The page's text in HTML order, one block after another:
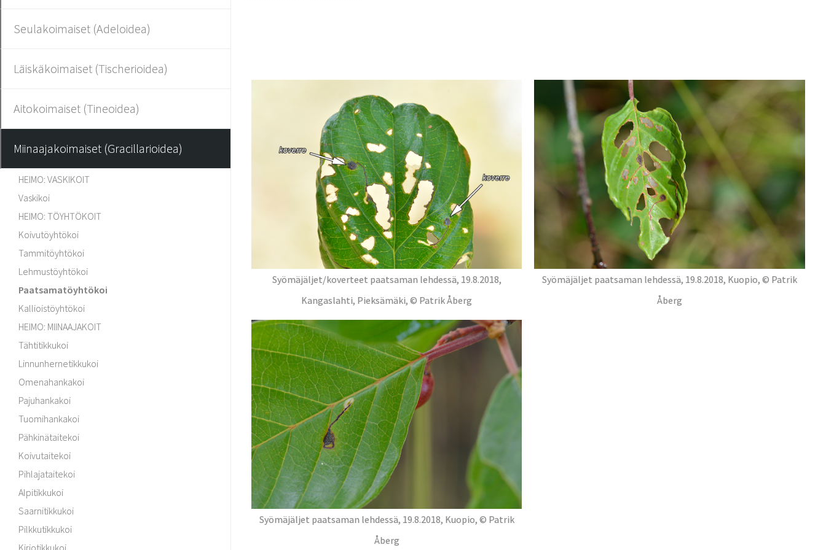
Seulakoimaiset (Adeloidea)
Läiskäkoimaiset (Tischerioidea)
Aitokoimaiset (Tineoidea)
Miinaajakoimaiset (Gracillarioidea)
HEIMO: VASKIKOIT
Vaskikoi
HEIMO: TÖYHTÖKOIT
Koivutöyhtökoi
Tammitöyhtökoi
Lehmustöyhtökoi
Paatsamatöyhtökoi
Kallioistöyhtökoi
HEIMO: MIINAAJAKOIT
Tähtitikkukoi
Linnunhernetikkukoi
Omenahankakoi
Pajuhankakoi
Tuomihankakoi
Pähkinätaitekoi
Koivutaitekoi
Pihlajataitekoi
Alpitikkukoi
Saarnitikkukoi
Pilkkutikkukoi
Kirjotikkukoi
Syömäjäljet/koverteet paatsaman lehdessä, 19.8.2018,
Kangaslahti, Pieksämäki, © Patrik Åberg
Syömäjäljet paatsaman lehdessä, 19.8.2018, Kuopio, © Patrik
Åberg
Syömäjäljet paatsaman lehdessä, 19.8.2018, Kuopio, © Patrik
Åberg